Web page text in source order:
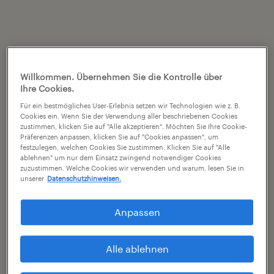
Willkommen. Übernehmen Sie die Kontrolle über
Ihre Cookies.
Für ein bestmögliches User-Erlebnis setzen wir Technologien wie z. B.
Cookies ein. Wenn Sie der Verwendung aller beschriebenen Cookies
zustimmen, klicken Sie auf "Alle akzeptieren". Möchten Sie Ihre Cookie-
Präferenzen anpassen, klicken Sie auf "Cookies anpassen", um
festzulegen, welchen Cookies Sie zustimmen. Klicken Sie auf "Alle
ablehnen" um nur dem Einsatz zwingend notwendiger Cookies
zuzustimmen. Welche Cookies wir verwenden und warum, lesen Sie in
unserer Datenschutzhinweisen.
Anpassen
Alle ablehnen